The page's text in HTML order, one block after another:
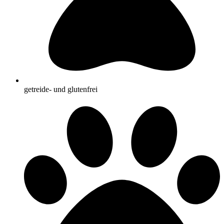
getreide- und glutenfrei